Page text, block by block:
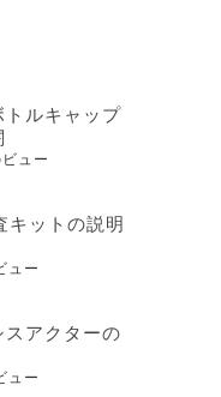
トルキャップ
ュー
キットの説明
ュー
スアクターの
ュー